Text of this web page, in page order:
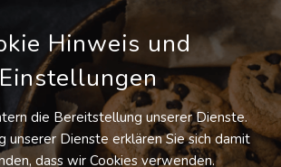
Hinweis und
Einstellungen
die Bereitstellung unserer Dienste.
unserer Dienste erklären Sie sich damit
dass wir Cookies verwenden.